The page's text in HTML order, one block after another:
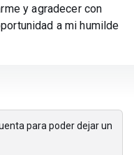
y agradecer con
a mi humilde
para poder dejar un